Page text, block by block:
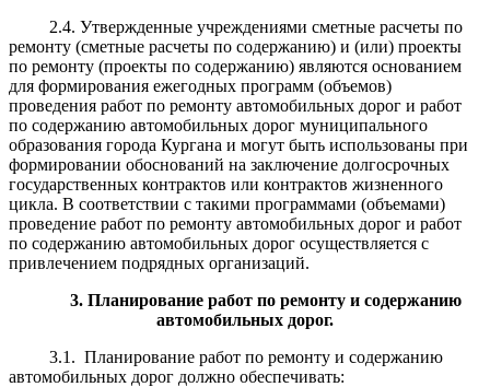
2.4. Утвержденные учреждениями сметные расчеты по
ремонту (сметные расчеты по содержанию) и (или) проекты
по ремонту (проекты по содержанию) являются основанием
для формирования ежегодных программ (объемов)
проведения работ по ремонту автомобильных дорог и работ
по содержанию автомобильных дорог муниципального
образования города Кургана и могут быть использованы при
формировании обоснований на заключение долгосрочных
государственных контрактов или контрактов жизненного
цикла. В соответствии с такими программами (объемами)
проведение работ по ремонту автомобильных дорог и работ
по содержанию автомобильных дорог осуществляется с
привлечением подрядных организаций.
3. Планирование работ по ремонту и содержанию
автомобильных дорог.
3.1. Планирование работ по ремонту и содержанию
автомобильных дорог должно обеспечивать: